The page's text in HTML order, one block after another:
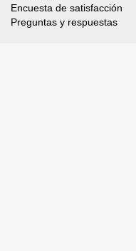
Encuesta de satisfacción
Preguntas y respuestas